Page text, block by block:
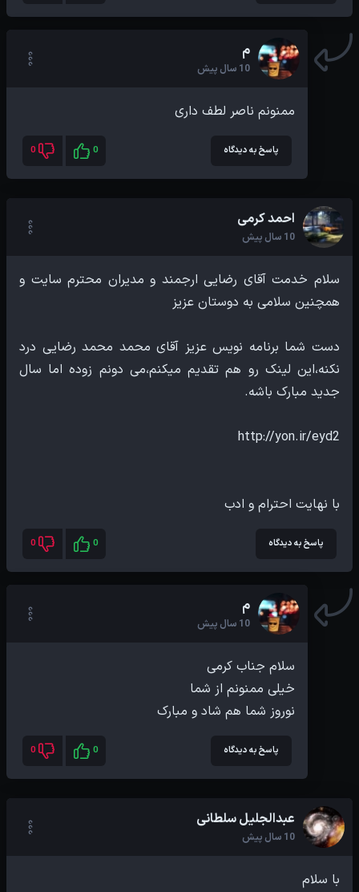
م
10 سال پیش
ممنونم ناصر لطف داری
پاسخ به دیدگاه 0
0
احمد کرمی
10 سال پیش
سلام خدمت آقای رضایی ارجمند و مدیران محترم سایت و
دست شما برنامه نویس عزیز آقای محمد محمد رضایی درد
نکنه،این لینک رو هم تقدیم میکنم،می دونم زوده اما سال
با نهایت احترام و ادب
پاسخ به دیدگاه 0
0
م
10 سال پیش
نوروز شما هم شاد و مبارک
پاسخ به دیدگاه 0
0
عبدالجلیل سلطانی
10 سال پیش